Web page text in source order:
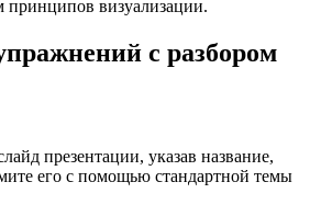
принципов визуализации.
с разбором
презентации, указав название,
его с помощью стандартной темы